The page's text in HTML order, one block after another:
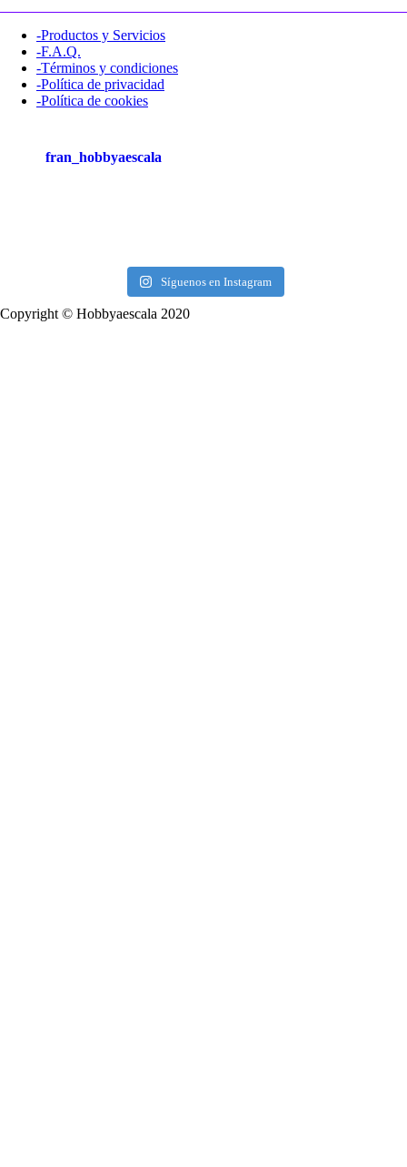
-Productos y Servicios
-F.A.Q.
-Términos y condiciones
-Política de privacidad
-Política de cookies
fran_hobbyaescala
Síguenos en Instagram
Copyright © Hobbyaescala 2020